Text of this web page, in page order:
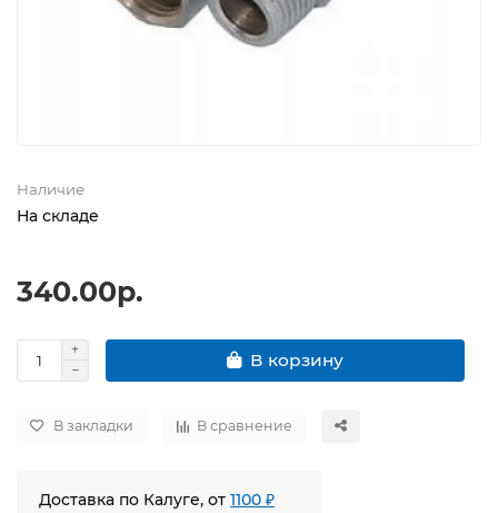
Наличие
На складе
340.00р.
В корзину
В закладки В сравнение
Доставка по Калуге, от 1100 ₽